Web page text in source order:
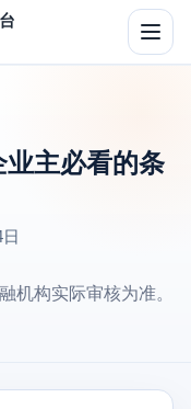
切
换
主必看的条
机构实际审核为准。